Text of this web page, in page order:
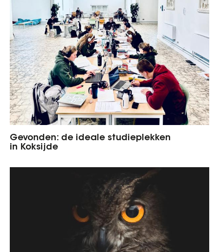
Gevonden: de ideale studieplekken
in Koksijde